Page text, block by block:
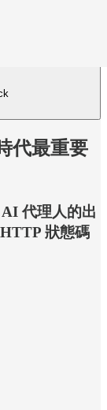
代最重要
代理人的出
狀態碼